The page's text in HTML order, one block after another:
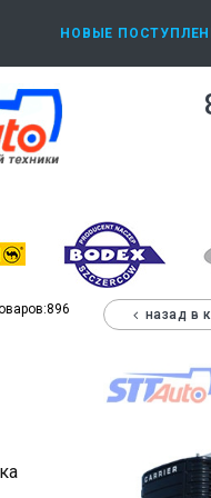
НОВЫЕ
896 назад в